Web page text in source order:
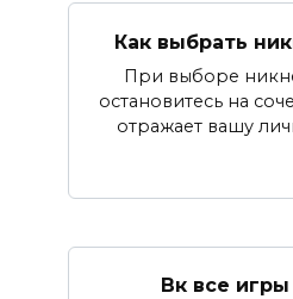
Как выбрать
При выборе
остановитесь на
отражает вашу
Вк все